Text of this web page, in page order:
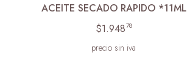
ACEITE SECADO RAPIDO *11ML
$1.94878
precio sin iva